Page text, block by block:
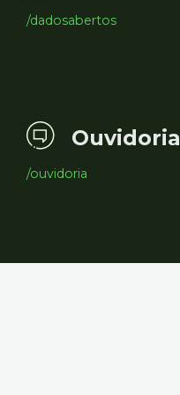
/dadosabertos
Ouvidoria
/ouvidoria